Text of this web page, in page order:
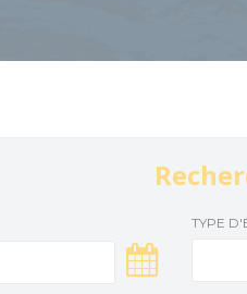
Géants de pierres : menhirs
Gîte d'étape
TYPE